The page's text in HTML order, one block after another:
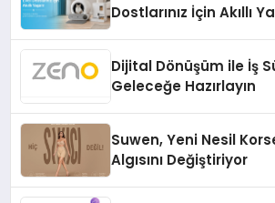
Dostlarınız İçin Akıllı
Dijital Dönüşüm ile İş
Geleceğe Hazırlayın
Suwen, Yeni Nesil
Algısını Değiştiriyor